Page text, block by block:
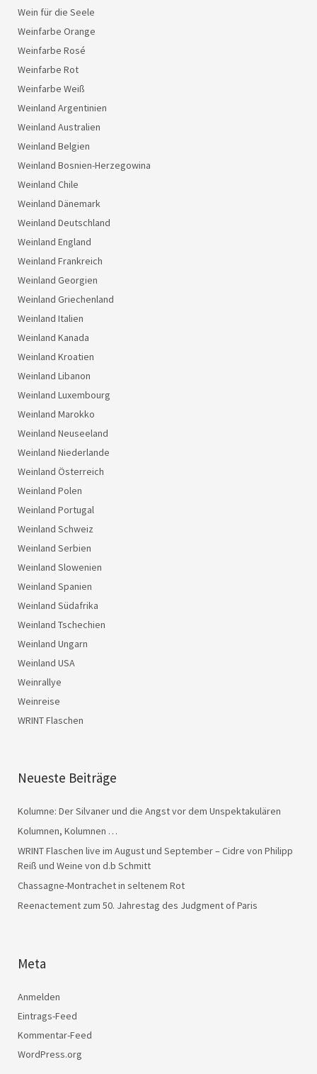
Wein für die Seele
Weinfarbe Orange
Weinfarbe Rosé
Weinfarbe Rot
Weinfarbe Weiß
Weinland Argentinien
Weinland Australien
Weinland Belgien
Weinland Bosnien-Herzegowina
Weinland Chile
Weinland Dänemark
Weinland Deutschland
Weinland England
Weinland Frankreich
Weinland Georgien
Weinland Griechenland
Weinland Italien
Weinland Kanada
Weinland Kroatien
Weinland Libanon
Weinland Luxembourg
Weinland Marokko
Weinland Neuseeland
Weinland Niederlande
Weinland Österreich
Weinland Polen
Weinland Portugal
Weinland Schweiz
Weinland Serbien
Weinland Slowenien
Weinland Spanien
Weinland Südafrika
Weinland Tschechien
Weinland Ungarn
Weinland USA
Weinrallye
Weinreise
WRINT Flaschen
Neueste Beiträge
Kolumne: Der Silvaner und die Angst vor dem Unspektakulären
Kolumnen, Kolumnen …
WRINT Flaschen live im August und September – Cidre von Philipp
Reiß und Weine von d.b Schmitt
Chassagne-Montrachet in seltenem Rot
Reenactement zum 50. Jahrestag des Judgment of Paris
Meta
Anmelden
Eintrags-Feed
Kommentar-Feed
WordPress.org